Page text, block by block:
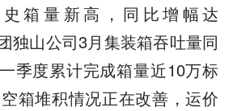
箱量新高，同比增幅达
独山公司3月集装箱吞吐量同
季度累计完成箱量近10万标
箱堆积情况正在改善，运价